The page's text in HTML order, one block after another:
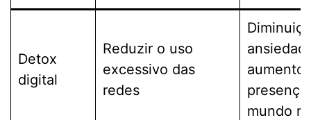
Detox
digital
Reduzir o uso
excessivo das
redes
aumento
mundo